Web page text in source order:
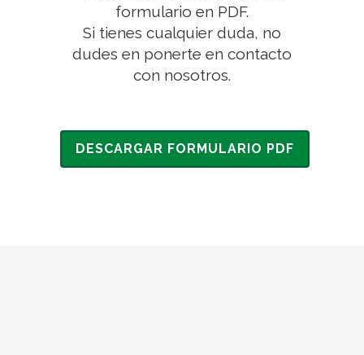
formulario en PDF.
Si tienes cualquier duda, no
dudes en ponerte en contacto
con nosotros.
DESCARGAR FORMULARIO PDF